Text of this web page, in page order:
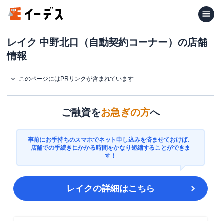
レイク 中野北口（自動契約コーナー）の店舗
情報
このページにはPRリンクが含まれています
ご融資をお急ぎの方へ
事前にお手持ちのスマホでネット申し込みを済ませておけば、
店舗での手続きにかかる時間をかなり短縮することができま
す！
レイクの詳細はこちら